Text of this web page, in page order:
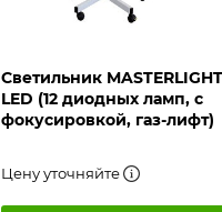
Светильник
LED (12 диодных ламп, с
фокусировкой, газ-лифт)
Цену уточняйте
Быстрый просмотр